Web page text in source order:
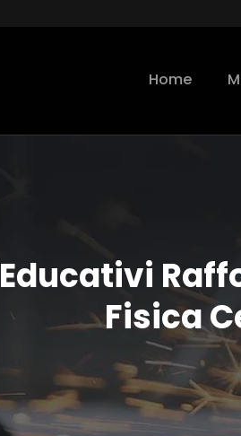
Home
Fisica